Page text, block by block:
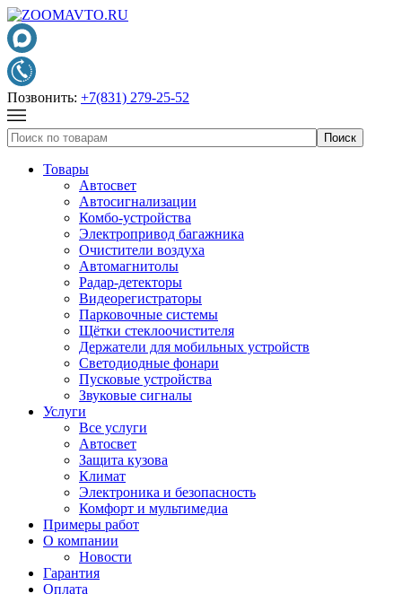
Позвонить: +7(831) 279-25-52
Товары
Автосвет
Автосигнализации
Комбо-устройства
Электропривод багажника
Очистители воздуха
Автомагнитолы
Радар-детекторы
Видеорегистраторы
Парковочные системы
Щётки стеклоочистителя
Держатели для мобильных устройств
Светодиодные фонари
Пусковые устройства
Звуковые сигналы
Услуги
Все услуги
Автосвет
Защита кузова
Климат
Электроника и безопасность
Комфорт и мультимедиа
Примеры работ
О компании
Новости
Гарантия
Оплата